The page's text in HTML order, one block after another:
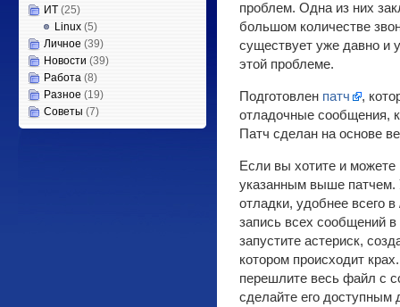
ИТ (25)
Linux (5)
Личное (39)
Новости (39)
Работа (8)
Разное (19)
Советы (7)
проблем. Одна из них
большом количестве
существует уже давно и
этой проблеме.
Подготовлен патч
,
отладочные сообщения,
Патч сделан на основе
Если вы хотите и
указанным выше патчем.
отладки, удобнее всего
запись всех сообщений
запустите астериск,
котором происходит
перешлите весь файл с
сделайте его доступным